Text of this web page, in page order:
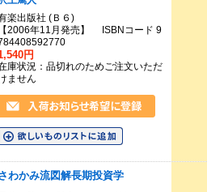
楽出版社 (Ｂ６)
【2006年11月発売】 ISBNコード 9
円
庫状況：品切れのためご注文いただ
ません
わかみ流図解長期投資学